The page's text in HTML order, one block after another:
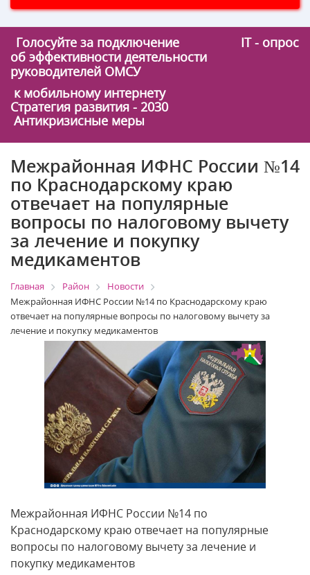
Голосуйте за подключение
IT - опрос
об эффективности деятельности
руководителей ОМСУ
к мобильному интернету
Стратегия развития - 2030
Антикризисные меры
Межрайонная ИФНС России №14
по Краснодарскому краю
отвечает на популярные
вопросы по налоговому вычету
за лечение и покупку
медикаментов
Главная Район
Новости
Межрайонная ИФНС России №14 по Краснодарскому краю
отвечает на популярные вопросы по налоговому вычету за
лечение и покупку медикаментов
Межрайонная ИФНС России №14 по
Краснодарскому краю отвечает на популярные
вопросы по налоговому вычету за лечение и
покупку медикаментов